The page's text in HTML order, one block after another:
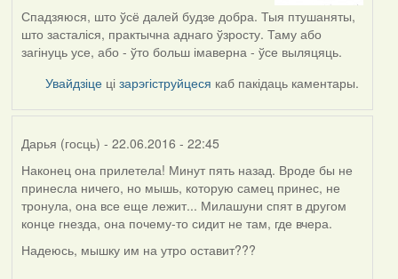
Спадзяюся, што ўсё далей будзе добра. Тыя птушаняты,
што засталіся, практычна аднаго ўзросту. Таму або
загінуць усе, або - ўто больш імаверна - ўсе выляцяць.
Увайдзіце цізарэгіструйцеся каб пакідаць каментары.
Дарья (госць) - 22.06.2016 - 22:45
Наконец она прилетела! Минут пять назад. Вроде бы не
принесла ничего, но мышь, которую самец принес, не
тронула, она все еще лежит... Милашуни спят в другом
конце гнезда, она почему-то сидит не там, где вчера.
Надеюсь, мышку им на утро оставит???